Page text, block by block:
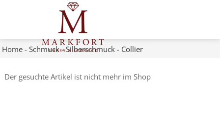
Home -Schmuck-Silberschmuck - Collier
Der gesuchte Artikel ist nicht mehr im Shop